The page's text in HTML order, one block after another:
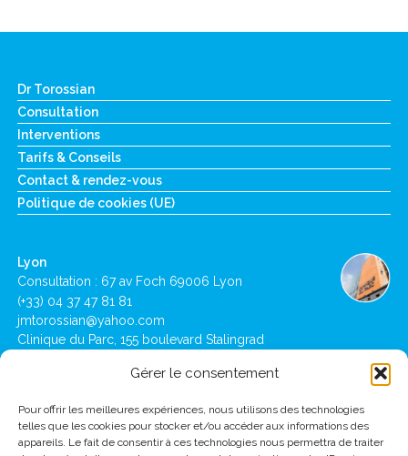
Gérer le consentement
Pour offrir les meilleures expériences, nous utilisons des technologies
telles que les cookies pour stocker et/ou accéder aux informations des
appareils. Le fait de consentir à ces technologies nous permettra de traiter
Dr Torossian
Consultation
Interventions
Tarifs & Conseils
Contact & rendez-vous
Politique de cookies (UE)
Lyon
Consultation : 67 av Foch 69006 Lyon
(+33) 04 37 47 81 81
jmtorossian@yahoo.com
Clinique du Parc, 155 boulevard Stalingrad
Lausanne
Clinique de Montchoisi : Ch des Allinges 10,
1001 Lausanne